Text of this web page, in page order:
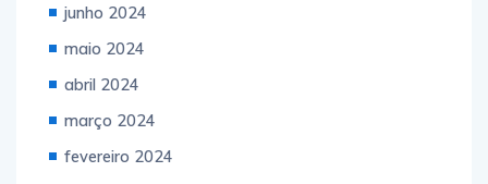
junho 2024
maio 2024
abril 2024
março 2024
fevereiro 2024